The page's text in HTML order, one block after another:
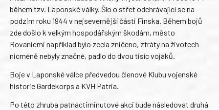
během tzv. Laponské války. Šlo o střet odehrávající se na
podzim roku 1944 v nejsevernější části Finska. Během bojů
zde došlo k velkým hospodářským škodám, město
Rovaniemi například bylo zcela zničeno, ztráty na životech
nicméně nebyly značné, padlo do dvou tisíc vojáků.
Boje v Laponské válce předvedou členové Klubu vojenské
historie Gardekorps a KVH Patria.
Po této zhruba patnáctiminutové akci bude následovat druhá